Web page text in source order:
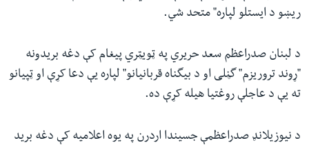
ریښو د ایستلو لپاره" متحد شي.
د لبنان صدراعظم سعد حریري په ټویټري پیغام کې دغه بریدونه
"ړوند تروریزم" گڼلی او د بیگناه قربانیانو" لپاره یې دعا کړې او ټپیانو
ته یې د عاجلې روغتیا هیله کړې ده.
د نیوزیلانډ صدراعظمې جسیندا اردرن په یوه اعلامیه کې دغه برید